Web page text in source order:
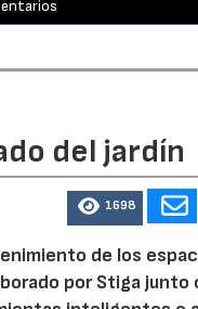
del jardín
1698
de los
por Stiga junto